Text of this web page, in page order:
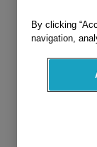
By clicking
navigation,